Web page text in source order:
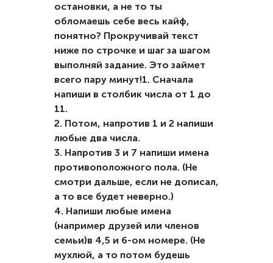
остановки, а не то ты
обломаешь себе весь кайф,
понятно? Прокручивай текст
ниже по строчке и шаг за шагом
выполняй задание. Это займет
всего пару минут!1. Сначала
напиши в столбик числа от 1 до
11.
2. Потом, напротив 1 и 2 напиши
любые два числа.
3. Напротив 3 и 7 напиши имена
противоположного пола. (Не
смотри дальше, если не дописал,
а то все будет неверно.)
4. Напиши любые имена
(например друзей или членов
семьи)в 4,5 и 6-ом номере. (Не
мухлюй, а то потом будешь